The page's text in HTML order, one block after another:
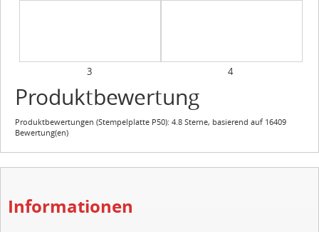
3 4
Produktbewertung
Produktbewertungen (Stempelplatte P50): 4.8 Sterne, basierend auf 16409
Bewertung(en)
Informationen